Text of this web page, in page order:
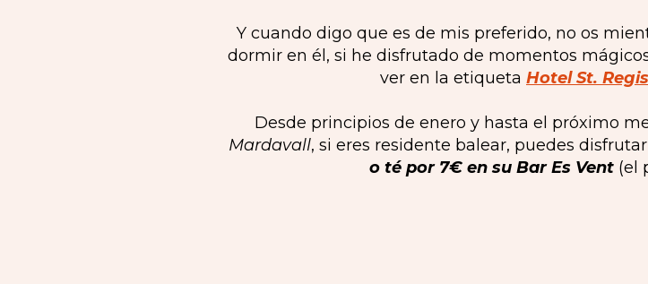
Y cuando digo que es de mis preferido, no os
dormir en él, si he disfrutado de momentos
ver en la etiqueta Hotel St.
Desde principios de enero y hasta el próximo
Mardavall, si eres residente balear, puedes
o té por 7€ en su Bar Es Vent (el